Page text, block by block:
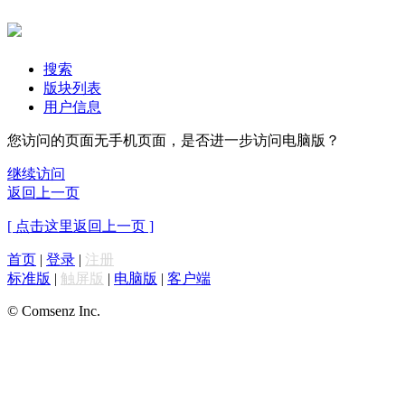
搜索
版块列表
用户信息
您访问的页面无手机页面，是否进一步访问电脑版？
继续访问
返回上一页
[ 点击这里返回上一页 ]
首页 | 登录 | 注册
标准版 | 触屏版 | 电脑版 | 客户端
© Comsenz Inc.